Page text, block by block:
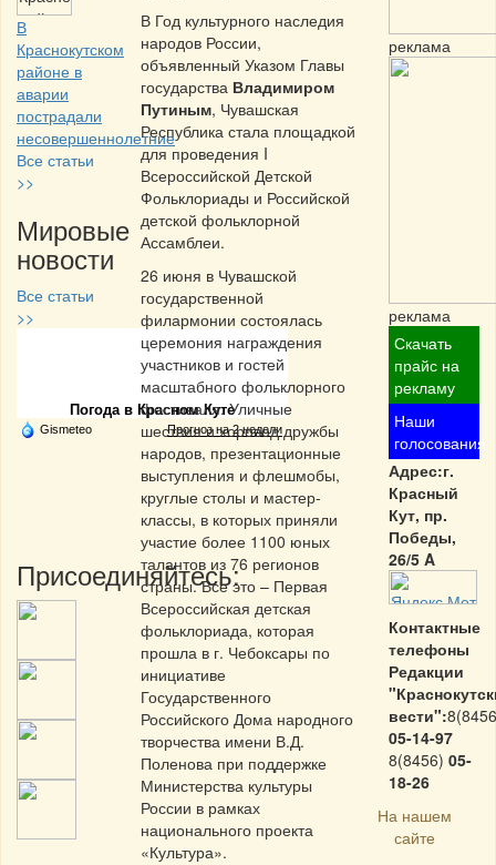
В
Краснокутском
районе в
аварии
пострадали
несовершеннолетние
Все статьи
>>
Мировые
новости
Все статьи
>>
Частная реклама
Погода в Красном Куте
Gismeteo Прогноз на 2 недели
Присоединяйтесь:
В Год культурного наследия
народов России,
объявленный Указом Главы
государства Владимиром
Путиным, Чувашская
Республика стала площадкой
для проведения I
Всероссийской Детской
Фольклориады и Российской
детской фольклорной
Ассамблеи.
26 июня в Чувашской
государственной
филармонии состоялась
церемония награждения
участников и гостей
масштабного фольклорного
фестиваля. Уличные
шествия и хоровод дружбы
народов, презентационные
выступления и флешмобы,
круглые столы и мастер-
классы, в которых приняли
участие более 1100 юных
талантов из 76 регионов
страны. Все это – Первая
Всероссийская детская
фольклориада, которая
прошла в г. Чебоксары по
инициативе
Государственного
Российского Дома народного
творчества имени В.Д.
Поленова при поддержке
Министерства культуры
России в рамках
национального проекта
«Культура».
реклама
реклама
Скачать
прайс на
рекламу
Наши
голосования
Адрес:г.
Красный
Кут, пр.
Победы,
26/5 A
Контактные
телефоны
Редакции
вести":
05-14-97
8(8456) 05-
18-26
На нашем
сайте